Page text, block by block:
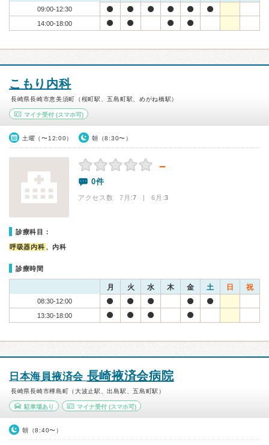
09:00-12:30
14:00-18:00
こもり内科
長崎県長崎市恵美須町（桜町駅、五島町駅、めがね橋駅）
マイナ受付 (スマホ可)
土曜（〜12:00） 朝（8:30〜）
－
0件
アクセス数 7月:7 | 6月:3
診療科目：
呼吸器内科 、内科
診療時間
月 火 水 木 金 土 日 祝
08:30-12:00
13:30-18:00
日本海員掖済会 長崎掖済会病院
長崎県長崎市樺島町（大波止駅、出島駅、五島町駅）
駐車場あり マイナ受付(スマホ可)
朝（8:40〜）